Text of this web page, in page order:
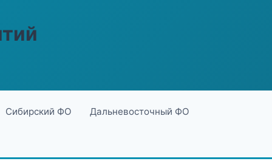
Сибирский ФО Дальневосточный ФО